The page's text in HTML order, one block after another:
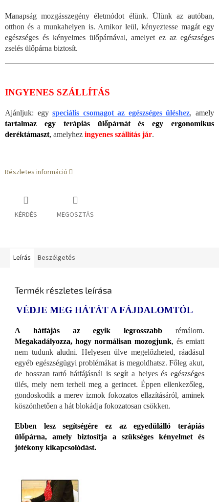
Manapság mozgásszegény életmódot élünk. Ülünk az autóban,
otthon és a munkahelyen is. Amikor leül, kényeztesse magát egy
egészséges és kényelmes ülőpárnával, amelyet ez az egészséges
zselés ülőpárna biztosít.
INGYENES SZÁLLÍTÁS
Ajánljuk: egyspeciális csomagot az egészséges üléshez, amely
tartalmaz egy terápiás ülőpárnát és egy ergonomikus
deréktámaszt, amelyhez ingyenes szállítás jár.
Részletes információ
KÉRDÉS MEGOSZTÁS
Leírás Beszélgetés
Termék részletes leírása
VÉDJE MEG HÁTÁT A FÁJDALOMTÓL
A hátfájás az egyik legrosszabb rémálom.
Megakadályozza, hogy normálisan mozogjunk, és emiatt
nem tudunk aludni. Helyesen ülve megelőzheted, ráadásul
egyéb egészségügyi problémákat is megoldhatsz. Főleg akut,
de hosszan tartó hátfájásnál is segít a helyes és egészséges
ülés, mely nem terheli meg a gerincet. Éppen ellenkezőleg,
gondoskodik a merev izmok fokozatos ellazításáról, aminek
köszönhetően a hát blokádja fokozatosan csökken.
Ebben lesz segítségére ez az egyedülálló terápiás
ülőpárna, amely biztosítja a szükséges kényelmet és
jótékony kikapcsolódást.